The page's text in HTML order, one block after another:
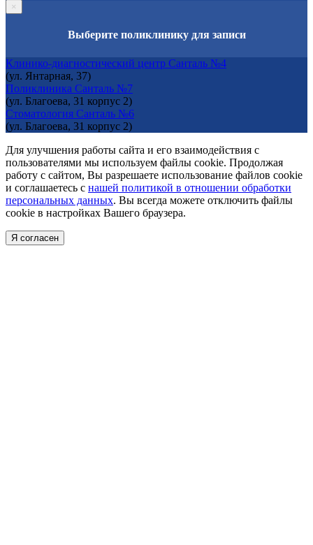
×
Выберите поликлинику для записи
Клинико-диагностический центр Санталь №4
(ул. Янтарная, 37)
Поликлиника Санталь №7
(ул. Благоева, 31 корпус 2)
Стоматология Санталь №6
(ул. Благоева, 31 корпус 2)
Для улучшения работы сайта и его взаимодействия с
пользователями мы используем файлы cookie. Продолжая
работу с сайтом, Вы разрешаете использование файлов cookie
и соглашаетесь с нашей политикой в отношении обработки
персональных данных. Вы всегда можете отключить файлы
cookie в настройках Вашего браузера.
Я согласен